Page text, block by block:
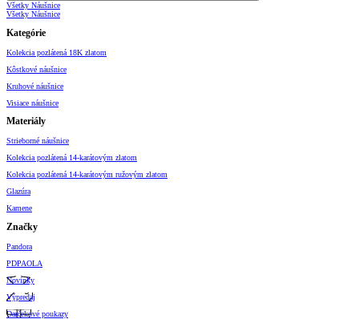
Všetky Náušnice
Všetky Náušnice
Kategórie
Kolekcia pozlátená 18K zlatom
Kôstkové náušnice
Kruhové náušnice
Visiace náušnice
Materiály
Strieborné náušnice
Kolekcia pozlátená 14-karátovým zlatom
Kolekcia pozlátená 14-karátovým ružovým zlatom
Glazúra
Kamene
Značky
Pandora
PDPAOLA
Novinky
Výpredaj
Darčekové poukazy